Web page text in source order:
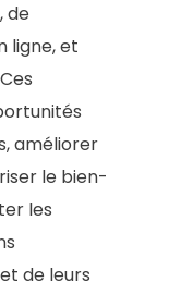
de
ligne, et
améliorer
le bien-
les
de leurs